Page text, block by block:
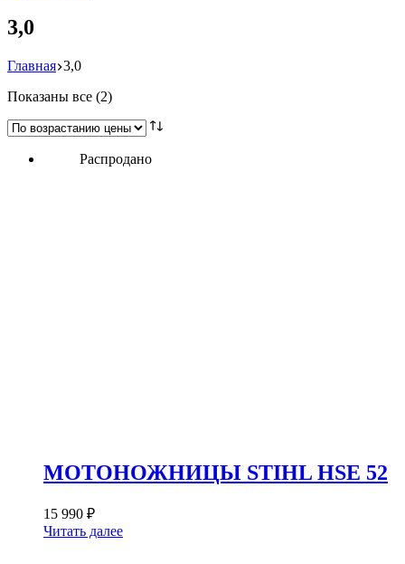
3,0
Главная 3,0
Показаны все (2)Цены:
возрастанию
Распродано
МОТОНОЖНИЦЫ STIHL HSE 52
15 990 ₽
Читать далее